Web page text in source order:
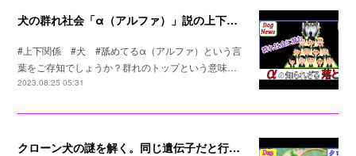
犬の群れ社会「α（アルファ）」説の上下関係の真実
#上下関係 #犬 #舐めてるα（アルファ）という言
葉をご存知でしょうか？群れのトップという意味…
2023.08.25 05:31
クローン犬の謎を解く。同じ遺伝子だと行動は同じなのか？